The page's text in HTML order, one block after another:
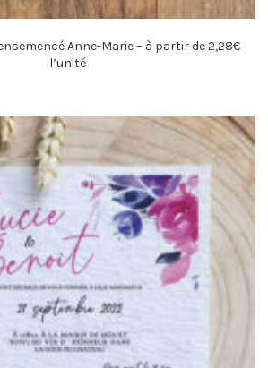
Anne-Marie – à partir de 2,28€
l’unité